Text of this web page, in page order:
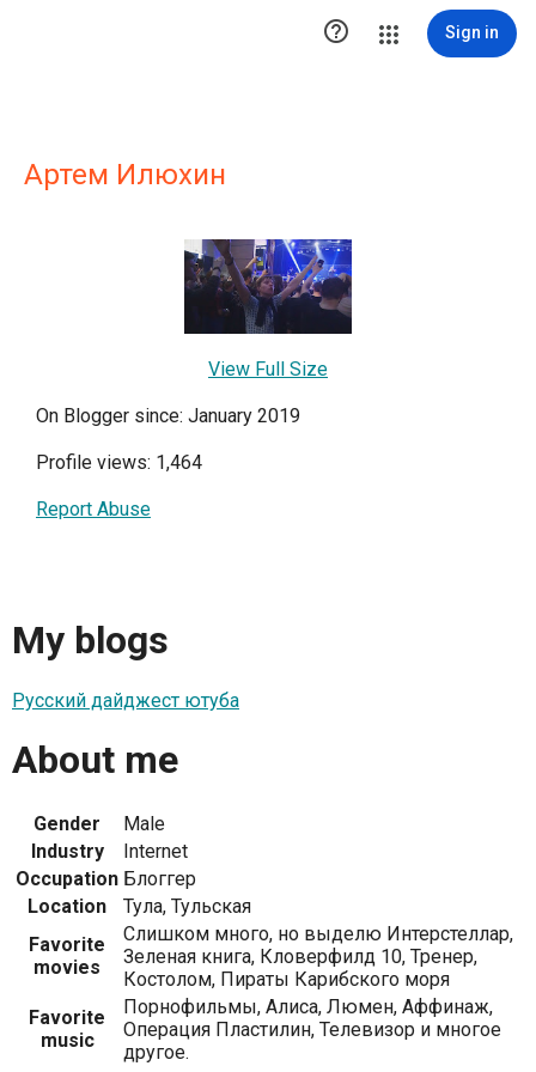
 Sign in
Артем Илюхин
View Full Size
On Blogger since: January 2019
Profile views: 1,464
Report Abuse
My blogs
Русский дайджест ютуба
About me
Gender
Male
Industry
Internet
Occupation Блоггер
Location
Тула, Тульская
Favorite
movies
Слишком много, но выделю Интерстеллар,
Зеленая книга, Кловерфилд 10, Тренер,
Костолом, Пираты Карибского моря
Favorite
music
Порнофильмы, Алиса, Люмен, Аффинаж,
Операция Пластилин, Телевизор и многое
другое.